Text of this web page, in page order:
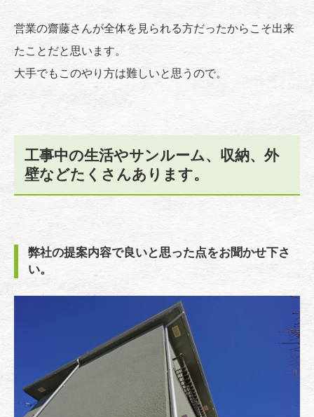
営業の齋藤さんが全体を見られる方だったからこそ出来
たことだと思います。
大手でもこのやり方は難しいと思うので。
工事中の生活やサンルーム、収納、外
壁などたくさんあります。
弊社の提案内容で良いと思った点をお聞かせ下さ
い。